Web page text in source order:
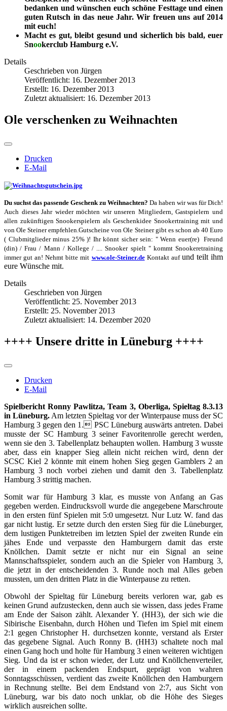
bedanken und wünschen euch schöne Festtage und einen
guten Rutsch in das neue Jahr. Wir freuen uns auf 2014
mit euch!
Macht es gut, bleibt gesund und sicherlich bis bald, euer
Snookerclub Hamburg e.V.
Details
Geschrieben von Jürgen
Veröffentlicht: 16. Dezember 2013
Erstellt: 16. Dezember 2013
Zuletzt aktualisiert: 16. Dezember 2013
Ole verschenken zu Weihnachten
Drucken
E-Mail
Du suchst das passende Geschenk zu Weihnachten? Da haben wir was für Dich!
Auch dieses Jahr wieder möchten wir unseren Mitgliedern, Gastspielern und
allen zukünftigen Snookerspielern als Geschenkidee Snookertraining mit und
von Ole Steiner empfehlen.Gutscheine von Ole Steiner gibt es schon ab 40 Euro
( Clubmitglieder minus 25% )! Ihr könnt sicher sein: " Wenn euer(re) Freund
(din) / Frau / Mann / Kollege / .... Snooker spielt " kommt Snookeretraining
immer gut an! Nehmt bitte mit www.ole-Steiner.deKontakt auf und teilt ihm
eure Wünsche mit.
Details
Geschrieben von Jürgen
Veröffentlicht: 25. November 2013
Erstellt: 25. November 2013
Zuletzt aktualisiert: 14. Dezember 2020
++++ Unsere dritte in Lüneburg ++++
Drucken
E-Mail
Spielbericht Ronny Pawlitza, Team 3, Oberliga, Spieltag 8.3.13
in Lüneburg. Am letzten Spieltag vor der Winterpause muss der SC
Hamburg 3 gegen den 1. PSC Lüneburg auswärts antreten. Dabei
musste der SC Hamburg 3 seiner Favoritenrolle gerecht werden,
wenn sie den 3. Tabellenplatz behaupten wollen. Hamburg 3 wusste
aber, dass ein knapper Sieg allein nicht reichen wird, denn der
SCSC Kiel 2 könnte mit einem hohen Sieg gegen Gamblers 2 an
Hamburg 3 noch vorbei ziehen und damit den 3. Tabellenplatz
Hamburg 3 strittig machen.
Somit war für Hamburg 3 klar, es musste von Anfang an Gas
gegeben werden. Eindrucksvoll wurde die angegebene Marschroute
in den ersten fünf Spielen mit 5:0 umgesetzt. Nur Lutz W. fand das
gar nicht lustig. Er setzte durch den ersten Sieg für die Lüneburger,
dem lustigen Punktetreiben im letzten Spiel der zweiten Runde ein
jähes Ende und verpasste den Hamburgern damit das erste
Knöllchen. Damit setzte er nicht nur ein Signal an seine
Mannschaftsspieler, sondern auch an die Spieler von Hamburg 3,
die jetzt in der entscheidenden 3. Runde noch mal Alles geben
mussten, um den dritten Platz in die Winterpause zu retten.
Obwohl der Spieltag für Lüneburg bereits verloren war, gab es
keinen Grund aufzustecken, denn auch sie wissen, dass jedes Frame
am Ende der Saison zählt. Alexander Y. (HH3), der sich wie die
Sibirische Eisenbahn, durch Höhen und Tiefen im Spiel mit einem
2:1 gegen Christopher H. durchsetzen konnte, verstand als Erster
das gegebene Signal. Auch Ronny B. (HH3) schaltete noch mal
einen Gang hoch und holte für Hamburg 3 einen weiteren wichtigen
Sieg. Und da ist er schon wieder, der Lutz und Knöllchenverteiler,
der in einem packenden Endspurt, geprägt von wahren
Sonntagsschüssen, verdient das zweite Knöllchen den Hamburgern
in Rechnung stellte. Bei dem Endstand von 2:7, aus Sicht von
Lüneburg, war bis dato noch unklar, ob die Höhe des Sieges
wirklich ausreichen sollte.